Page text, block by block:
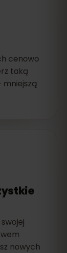
cenowo
taką
mniejszą
nowych